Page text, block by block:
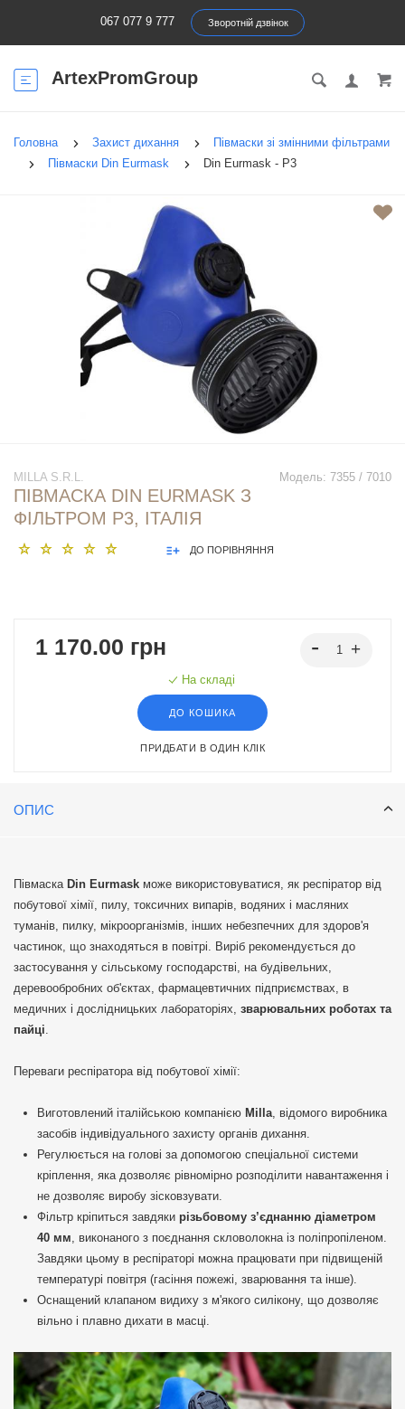
067 077 9 777 Зворотній дзвінок
ArtexPromGroup
Головна Захист дихання
Півмаски зі змінними фільтрами
Півмаски Din Eurmask
Din Eurmask - P3
Модель: 7355 / 7010
MILLA S.R.L.
ПІВМАСКА DIN EURMASK З
ФІЛЬТРОМ P3, ІТАЛІЯ
ДО ПОРІВНЯННЯ
1 170.00 грн
На складі
ДО КОШИКА
ПРИДБАТИ В ОДИН КЛІК
ОПИС
Півмаска Din Eurmask може використовуватися, як респіратор від
побутової хімії, пилу, токсичних випарів, водяних і масляних
туманів, пилку, мікроорганізмів, інших небезпечних для здоров'я
частинок, що знаходяться в повітрі. Виріб рекомендується до
застосування у сільському господарстві, на будівельних,
деревообробних об'єктах, фармацевтичних підприємствах, в
медичних і дослідницьких лабораторіях, зварювальних роботах та
пайці.
Переваги респіратора від побутової хімії:
Виготовлений італійською компанією Milla, відомого виробника
засобів індивідуального захисту органів дихання.
Регулюється на голові за допомогою спеціальної системи
кріплення, яка дозволяє рівномірно розподілити навантаження і
не дозволяє виробу зісковзувати.
Фільтр кріпиться завдяки різьбовому з’єднанню діаметром
40 мм, виконаного з поєднання скловолокна із поліпропіленом.
Завдяки цьому в респіраторі можна працювати при підвищеній
температурі повітря (гасіння пожежі, зварювання та інше).
Оснащений клапаном видиху з м'якого силікону, що дозволяє
вільно і плавно дихати в масці.